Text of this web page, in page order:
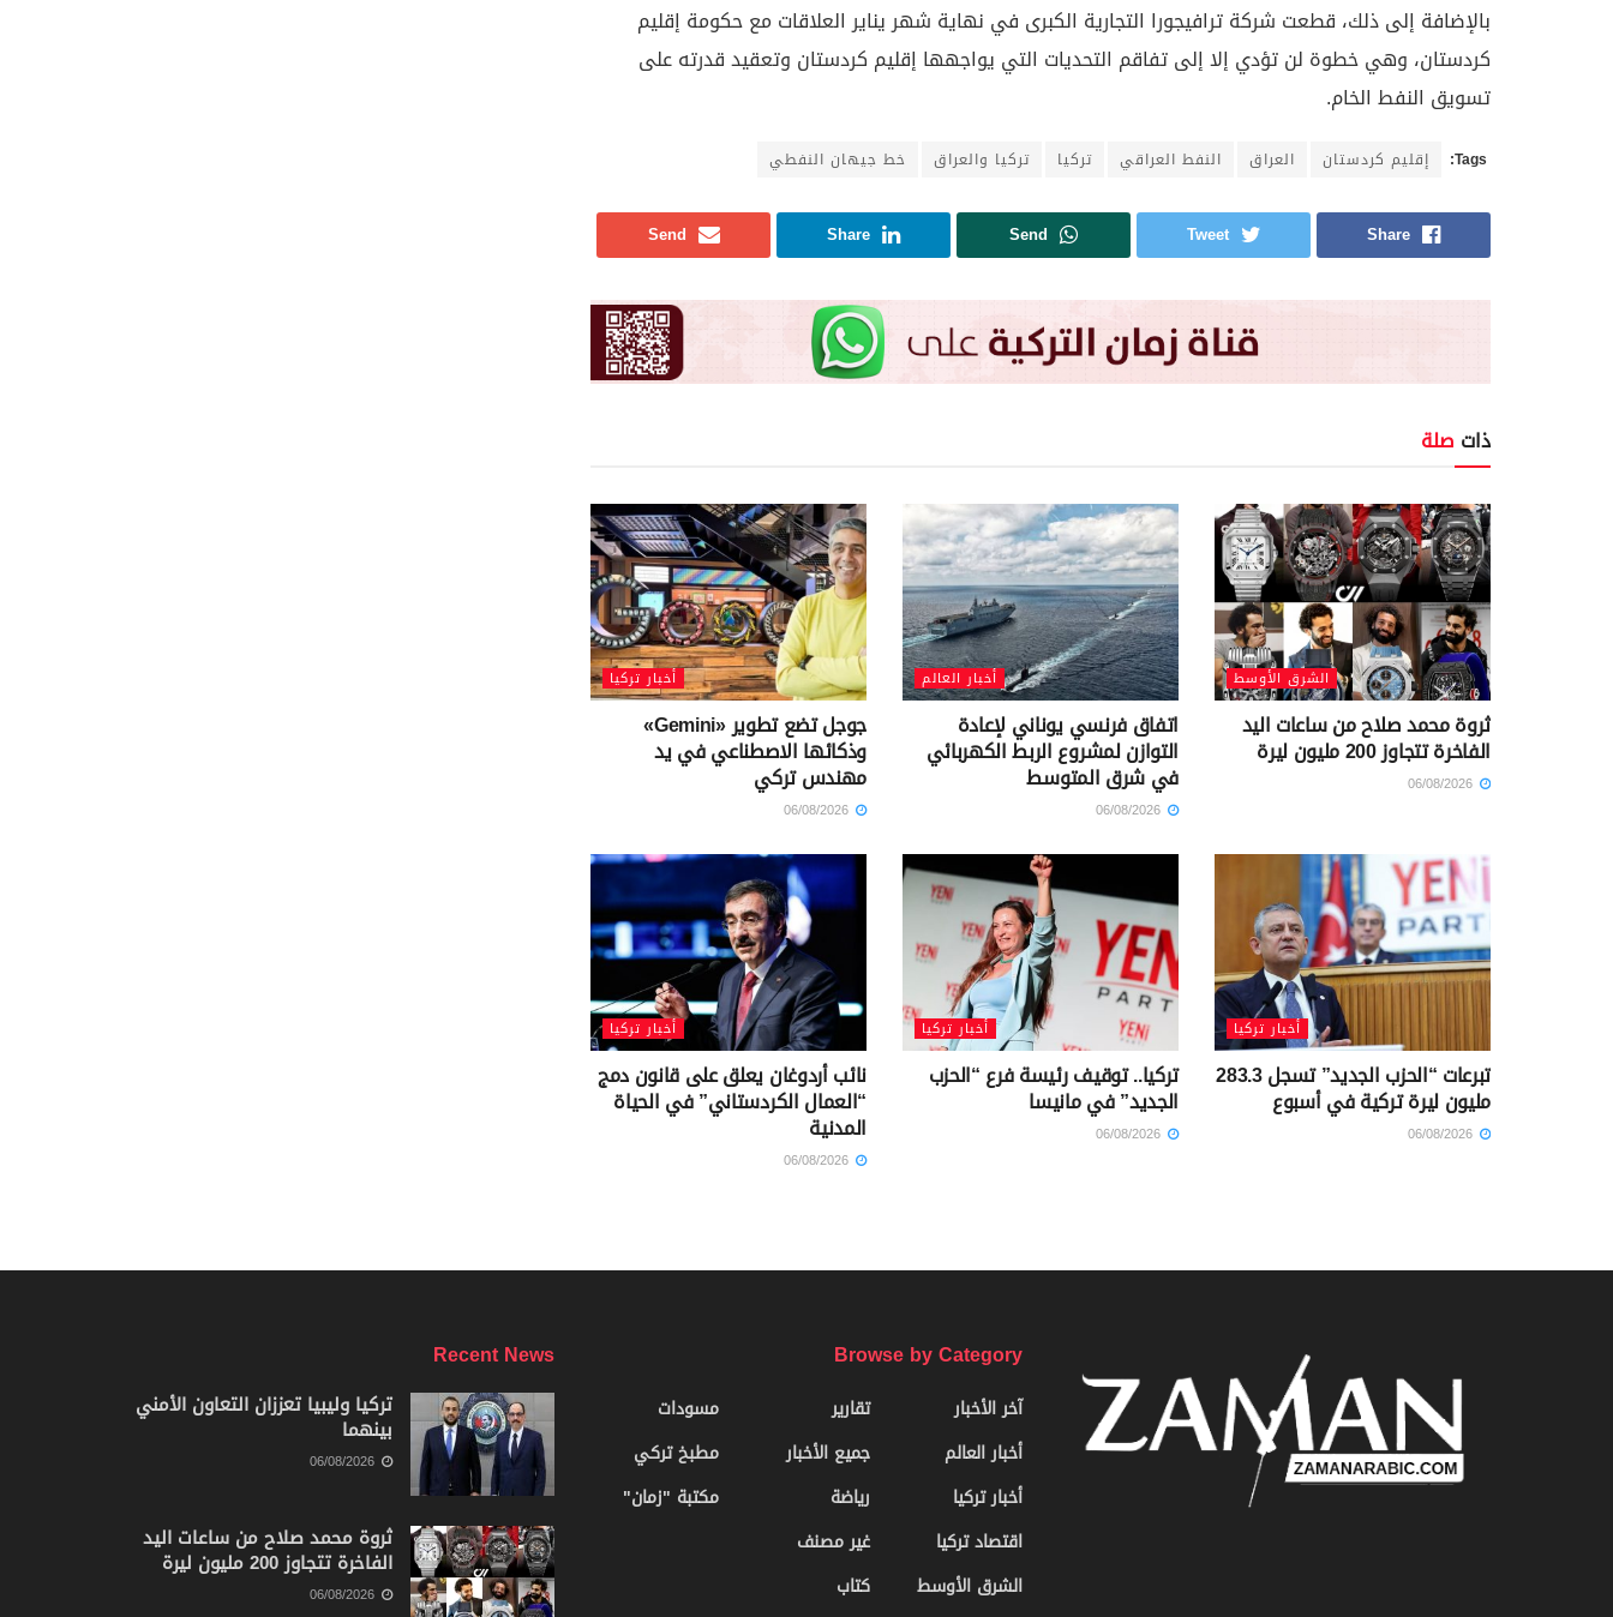
بالإضافة إلى ذلك، قطعت شركة ترافيجورا التجارية الكبرى في نهاية شهر يناير العلاقات مع حكومة إقليم
كردستان، وهي خطوة لن تؤدي إلا إلى تفاقم التحديات التي يواجهها إقليم كردستان وتعقيد قدرته على
تسويق النفط الخام.
Tags: إقليم كردستان العراق النفط العراقي تركيا تركيا والعراق خط جيهان النفطي
Share
Tweet
Send
Share
Send
ذات صلة
الشرق الأوسط
ثروة محمد صلاح من ساعات اليد
الفاخرة تتجاوز 200 مليون ليرة
أخبار العالم
اتفاق فرنسي يوناني لإعادة
التوازن لمشروع الربط الكهربائي
في شرق المتوسط
أخبار تركيا
جوجل تضع تطوير «Gemini»
وذكائها الاصطناعي في يد
مهندس تركي
أخبار تركيا
تبرعات “الحزب الجديد” تسجل 283.3
مليون ليرة تركية في أسبوع
أخبار تركيا
تركيا.. توقيف رئيسة فرع “الحزب
الجديد” في مانيسا
أخبار تركيا
نائب أردوغان يعلق على قانون دمج
“العمال الكردستاني” في الحياة
المدنية
Home أخبار تركيا
1297 لقوا حتفهم بزلزال تركيا لم يستدل على هويتهم بعد
جميع الأخبار
Trending Comments Latest